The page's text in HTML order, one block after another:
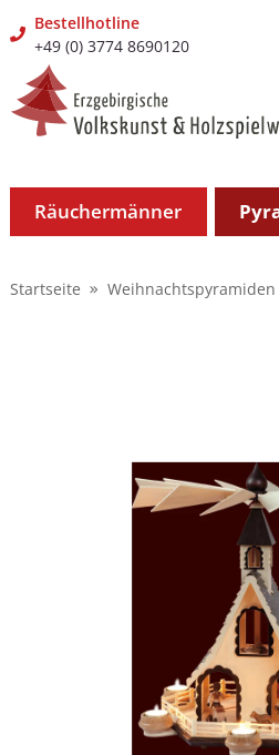
Bestellhotline
+49 (0) 3774 8690120
Räuchermänner
Startseite Weihnachtspyramiden